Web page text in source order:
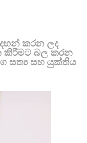
කරන ලද
කිරීමට බල කරන
සත්‍ය සහ යුක්තිය